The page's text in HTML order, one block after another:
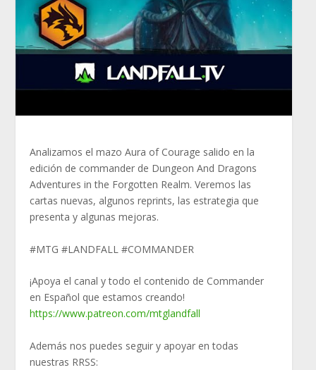
Analizamos el mazo Aura of Courage salido en la
edición de commander de Dungeon And Dragons
Adventures in the Forgotten Realm. Veremos las
cartas nuevas, algunos reprints, las estrategia que
presenta y algunas mejoras.
#MTG #LANDFALL #COMMANDER
¡Apoya el canal y todo el contenido de Commander
en Español que estamos creando!
https://www.patreon.com/mtglandfall
Además nos puedes seguir y apoyar en todas
nuestras RRSS: